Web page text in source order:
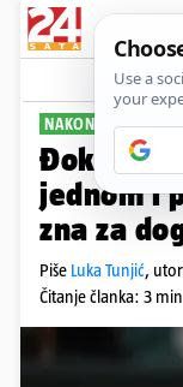
NAKON VELIKE
Đoković:
jednom i
zna za
Piše Luka Tunjić,
Čitanje članka: 3 min